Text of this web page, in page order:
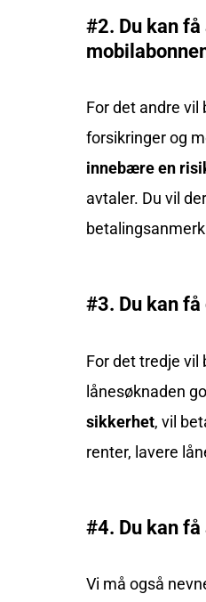
#2. Du kan
For det andre
forsikringer og
innebære en
avtaler. Du vil
#3. Du kan
For det tredje vil
lånesøknaden
sikkerhet, vil
renter, lavere
#4. Du kan
Vi må også